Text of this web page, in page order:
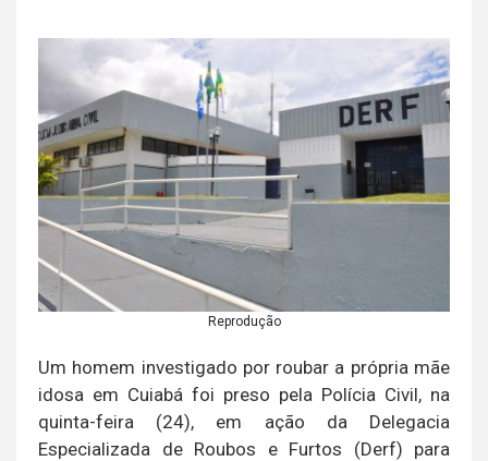
Reprodução
Um homem investigado por roubar a própria mãe
idosa em Cuiabá foi preso pela Polícia Civil, na
quinta-feira (24), em ação da Delegacia
Especializada de Roubos e Furtos (Derf) para